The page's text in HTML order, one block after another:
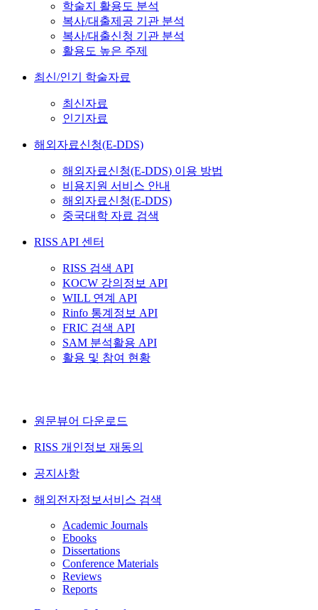
학술지 활용도 분석
복사/대출제공 기관 분석
복사/대출신청 기관 분석
활용도 높은 주제
최신/인기 학술자료
최신자료
인기자료
해외자료신청(E-DDS)
해외자료신청(E-DDS) 이용 방법
비용지원 서비스 안내
해외자료신청(E-DDS)
중국대학 자료 검색
RISS API 센터
RISS 검색 API
KOCW 강의정보 API
WILL 연계 API
Rinfo 통계정보 API
FRIC 검색 API
SAM 분석활용 API
활용 및 참여 현황
원문뷰어 다운로드
RISS 개인정보 재동의
공지사항
해외전자정보서비스 검색
Academic Journals
Ebooks
Dissertations
Conference Materials
Reviews
Reports